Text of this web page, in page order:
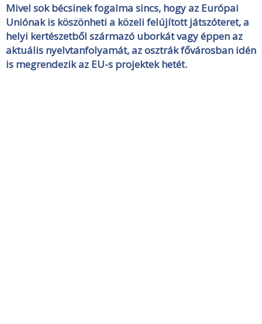
Mivel sok bécsinek fogalma sincs, hogy az Európai
Uniónak is köszönheti a közeli felújított játszóteret, a
helyi kertészetből származó uborkát vagy éppen az
aktuális nyelvtanfolyamát, az osztrák fővárosban idén
is megrendezik az EU-s projektek hetét.